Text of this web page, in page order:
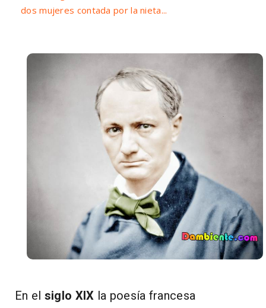
dos mujeres contada por la nieta...
En el siglo XIX la poesía francesa